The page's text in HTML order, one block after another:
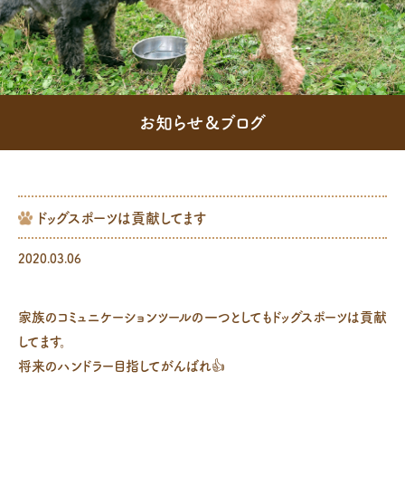
お知らせ＆ブログ
ドッグスポーツは貢献してます
2020.03.06
家族のコミュニケーションツールの一つとしてもドッグスポーツは貢献
してます。
将来のハンドラー目指してがんばれ👍